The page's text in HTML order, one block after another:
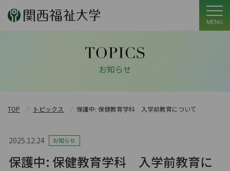
MENU
お知らせ
TOP トピックス 保護中: 保健教育学科 入学前教育について
2025.12.24 お知らせ
保護中: 保健教育学科 入学前教育に